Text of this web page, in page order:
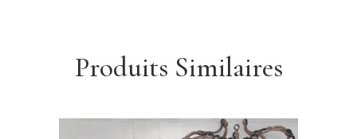
Produits Similaires